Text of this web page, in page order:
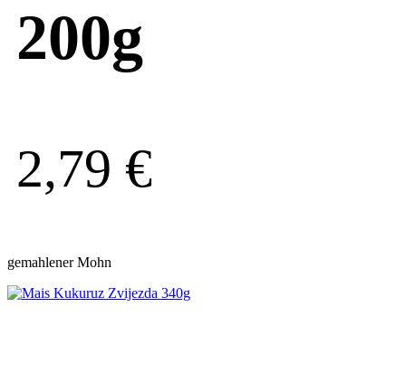
200g
2,79 €
gemahlener Mohn